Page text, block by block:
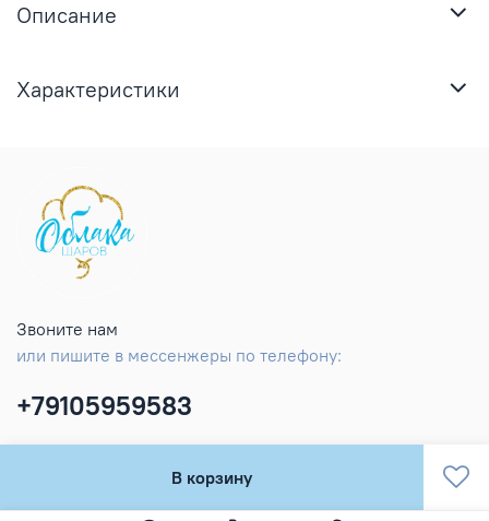
В корзину
Описание
Характеристики
Звоните нам
или пишите в мессенжеры по телефону:
+79105959583